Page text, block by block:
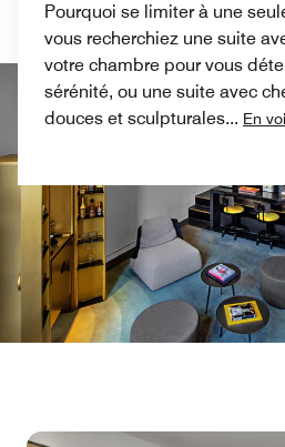
Pourquoi se limiter à une
vous recherchiez une suite
votre chambre pour vous
sérénité, ou une suite avec
douces et sculpturales... En